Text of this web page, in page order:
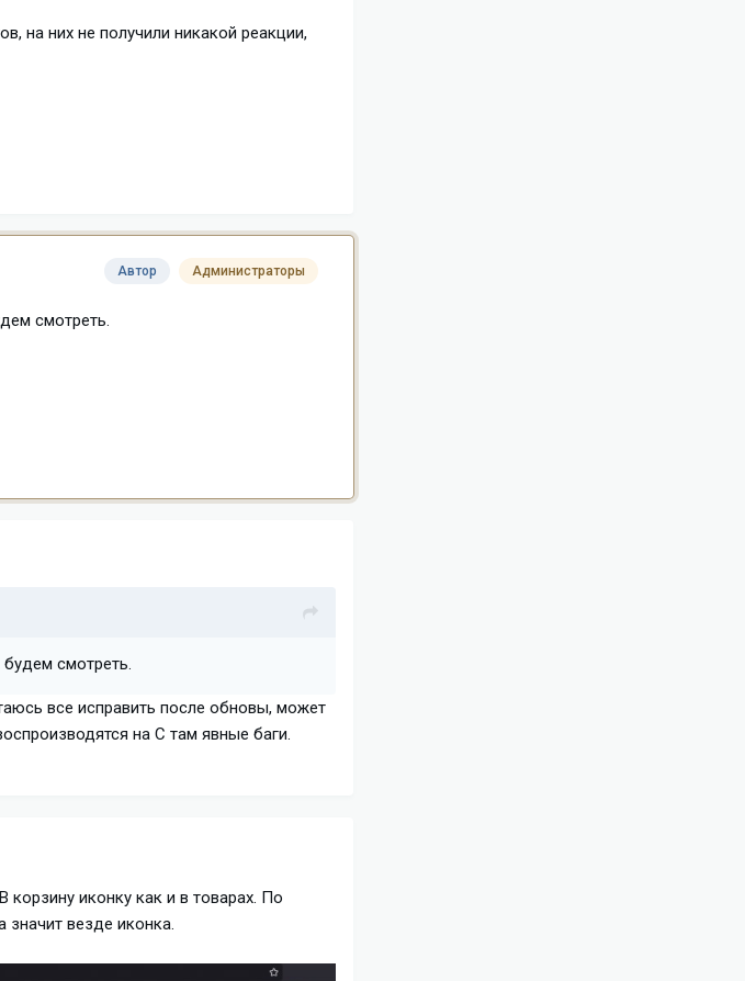
на них не получили никакой реакции,
Автор Администраторы
смотреть.
смотреть.
все исправить после обновы, может
на С там явные баги.
иконку как и в товарах. По
везде иконка.